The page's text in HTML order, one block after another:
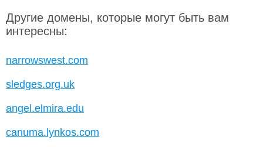
Другие домены, которые могут быть вам
интересны:
narrowswest.com
sledges.org.uk
angel.elmira.edu
canuma.lynkos.com